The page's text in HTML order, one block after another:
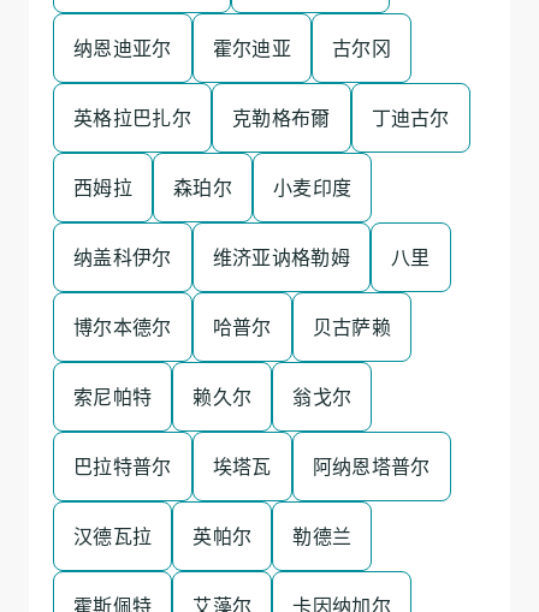
纳恩迪亚尔 霍尔迪亚 古尔冈
英格拉巴扎尔 克勒格布爾 丁迪古尔
西姆拉 森珀尔 小麦印度
纳盖科伊尔 维济亚讷格勒姆 八里
博尔本德尔 哈普尔 贝古萨赖
索尼帕特 赖久尔 翁戈尔
巴拉特普尔 埃塔瓦 阿纳恩塔普尔
汉德瓦拉 英帕尔 勒德兰
霍斯佩特 艾藻尔 卡因纳加尔